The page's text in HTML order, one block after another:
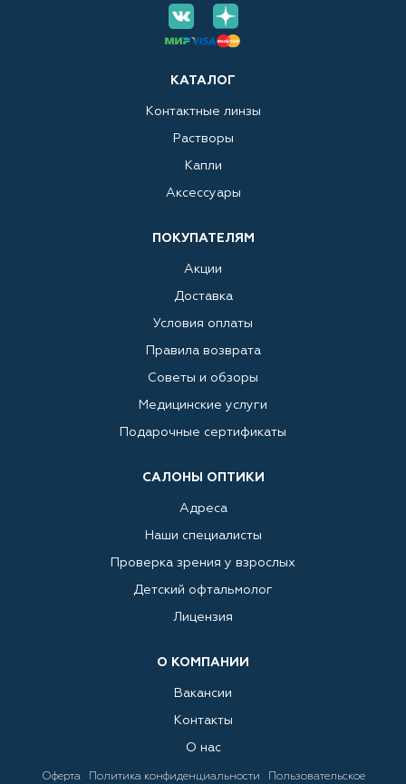
КАТАЛОГ
Контактные линзы
Растворы
Капли
Аксессуары
ПОКУПАТЕЛЯМ
Акции
Доставка
Условия оплаты
Правила возврата
Советы и обзоры
Медицинские услуги
Подарочные сертификаты
САЛОНЫ ОПТИКИ
Адреса
Наши специалисты
Проверка зрения у взрослых
Детский офтальмолог
Лицензия
О КОМПАНИИ
Вакансии
Контакты
О нас
Оферта Политика конфиденциальности Пользовательское